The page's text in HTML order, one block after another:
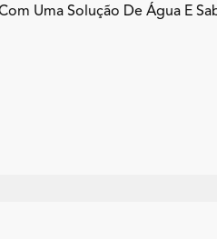
Uma Solução De Água E